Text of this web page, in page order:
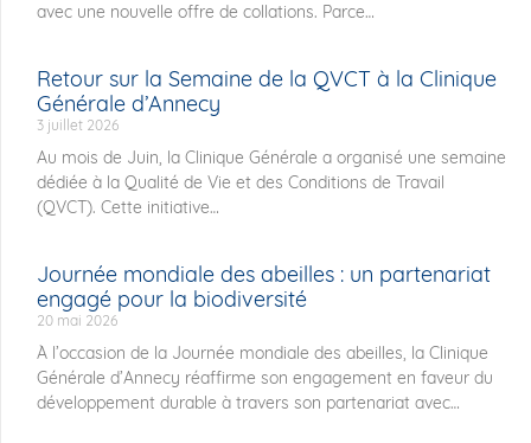
avec une nouvelle offre de collations. Parce
Retour sur la Semaine de la QVCT à la Clinique
Générale d’Annecy
3 juillet 2026
Au mois de Juin, la Clinique Générale a organisé une semaine
dédiée à la Qualité de Vie et des Conditions de Travail
(QVCT). Cette initiative
Journée mondiale des abeilles : un partenariat
engagé pour la biodiversité
20 mai 2026
À l’occasion de la Journée mondiale des abeilles, la Clinique
Générale d’Annecy réaffirme son engagement en faveur du
développement durable à travers son partenariat avec